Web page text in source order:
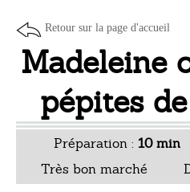
Retour sur la page d'accueil
Madeleine
pépites
Préparation : 10 min
Très bon marché